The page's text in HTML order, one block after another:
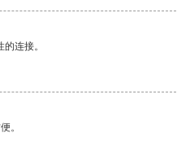
连接。
。